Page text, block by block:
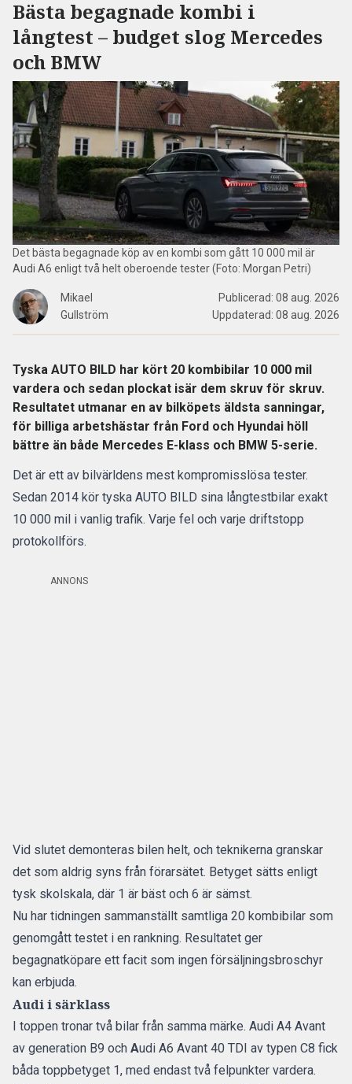
Bästa begagnade kombi i
långtest – budget slog Mercedes
och BMW
Det bästa begagnade köp av en kombi som gått 10 000 mil är
Audi A6 enligt två helt oberoende tester (Foto: Morgan Petri)
Mikael
Gullström
Publicerad: 08 aug. 2026
Uppdaterad: 08 aug. 2026
Tyska AUTO BILD har kört 20 kombibilar 10 000 mil
vardera och sedan plockat isär dem skruv för skruv.
Resultatet utmanar en av bilköpets äldsta sanningar,
för billiga arbetshästar från Ford och Hyundai höll
bättre än både Mercedes E-klass och BMW 5-serie.
Det är ett av bilvärldens mest kompromisslösa tester.
Sedan 2014 kör tyska AUTO BILD sina långtestbilar exakt
10 000 mil i vanlig trafik. Varje fel och varje driftstopp
protokollförs.
ANNONS
Vid slutet demonteras bilen helt, och teknikerna granskar
det som aldrig syns från förarsätet. Betyget sätts enligt
tysk skolskala, där 1 är bäst och 6 är sämst.
Nu har tidningen sammanställt samtliga 20 kombibilar som
genomgått testet i en rankning. Resultatet ger
begagnatköpare ett facit som ingen försäljningsbroschyr
kan erbjuda.
Audi i särklass
I toppen tronar två bilar från samma märke. Audi A4 Avant
av generation B9 och Audi A6 Avant 40 TDI av typen C8 fick
båda toppbetyget 1, med endast två felpunkter vardera.